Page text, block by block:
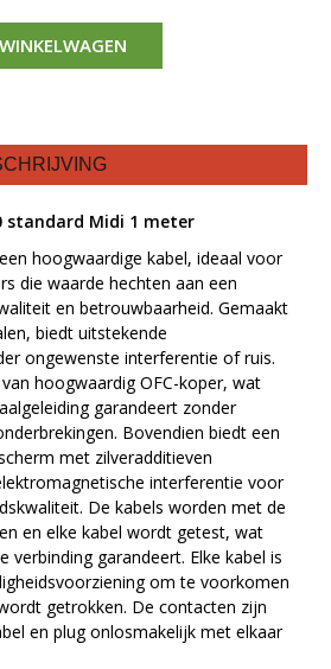
standard Midi 1 meter
hoogwaardige kabel, ideaal voor
die waarde hechten aan een
en betrouwbaarheid. Gemaakt
biedt uitstekende
ongewenste interferentie of ruis.
hoogwaardig OFC-koper, wat
garandeert zonder
Bovendien biedt een
met zilveradditieven
interferentie voor
De kabels worden met de
en elke kabel wordt getest, wat
verbinding garandeert. Elke kabel is
om te voorkomen
getrokken. De contacten zijn
en plug onlosmakelijk met elkaar